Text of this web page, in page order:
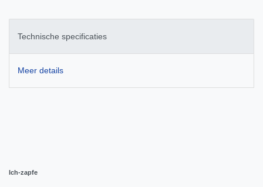
Technische specificaties
Meer details
Ich-zapfe